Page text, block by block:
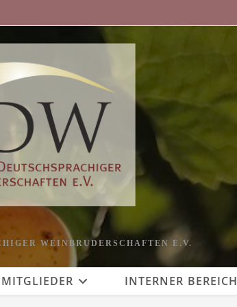
WEINBRUDERSCHAFTEN E.V.
MITGLIEDER INTERNER BEREICH